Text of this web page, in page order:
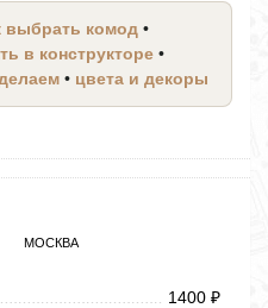
выбрать комод •
в конструкторе •
• цвета и декоры
МОСКВА
1400 ₽